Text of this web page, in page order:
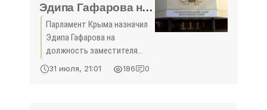
Эдипа Гафарова на
должность
заместителя
председателя
Госсовета -
Парламент Крыма назначил
Эдипа Гафарова на
должность заместителя
председателя
Государственного совета.
31 июля, 21:01 186 0